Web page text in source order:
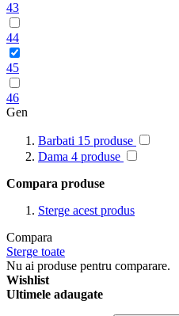
43
44
45
46
Gen
Barbati 15 produse
Dama 4 produse
Compara produse
Sterge acest produs
Compara
Sterge toate
Nu ai produse pentru comparare.
Wishlist
Ultimele adaugate